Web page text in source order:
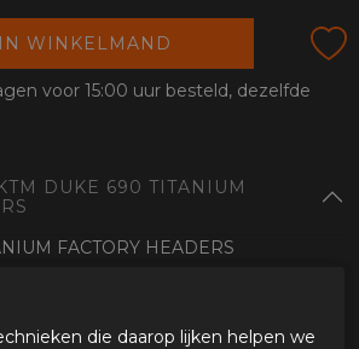
WINKELMAND
voor 15:00 uur besteld, dezelfde
DUKE 690 TITANIUM
FACTORY HEADERS
DUKE 690 TITANIUM
die daarop lijken helpen we